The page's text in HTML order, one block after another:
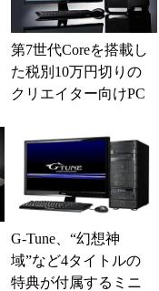
第7世代Coreを搭載し
た税別10万円切りの
クリエイター向けPC
G-Tune、“幻想神
域”など4タイトルの
特典が付属するミニ